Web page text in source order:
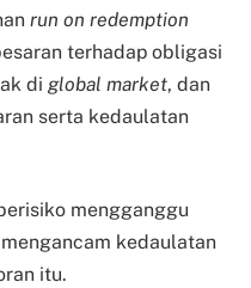
run on redemption
terhadap obligasi
di global market, dan
serta kedaulatan
mengganggu
kedaulatan
itu.